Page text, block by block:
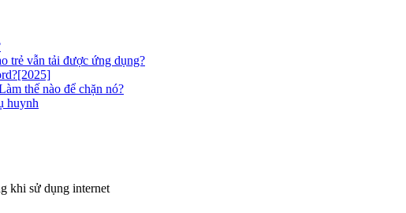
trẻ vẫn tải được ứng dụng?
thế nào để chặn nó?
huynh
khi sử dụng internet